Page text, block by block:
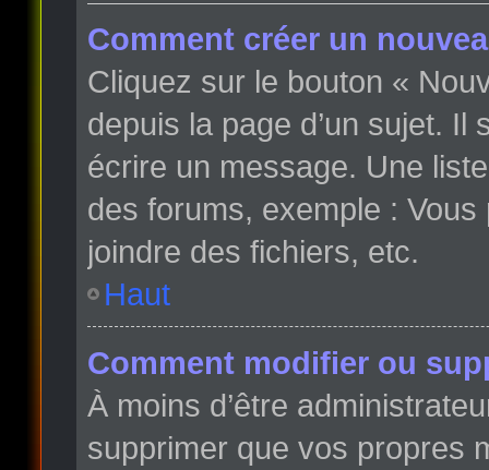
Comment créer un
Cliquez sur le bouton «
depuis la page d’un sujet.
écrire un message. Une
des forums, exemple : Vous
joindre des fichiers, etc.
Haut
Comment modifier ou
À moins d’être
supprimer que vos propres